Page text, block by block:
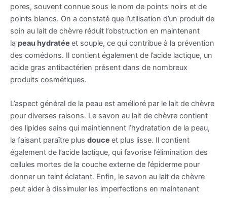
pores, souvent connue sous le nom de points noirs et de
points blancs. On a constaté que l’utilisation d’un produit de
soin au lait de chèvre réduit l’obstruction en maintenant
la peau hydratée et souple, ce qui contribue à la prévention
des comédons. Il contient également de l’acide lactique, un
acide gras antibactérien présent dans de nombreux
produits cosmétiques.
L’aspect général de la peau est amélioré par le lait de chèvre
pour diverses raisons. Le savon au lait de chèvre contient
des lipides sains qui maintiennent l’hydratation de la peau,
la faisant paraître plus douce et plus lisse. Il contient
également de l’acide lactique, qui favorise l’élimination des
cellules mortes de la couche externe de l’épiderme pour
donner un teint éclatant. Enfin, le savon au lait de chèvre
peut aider à dissimuler les imperfections en maintenant